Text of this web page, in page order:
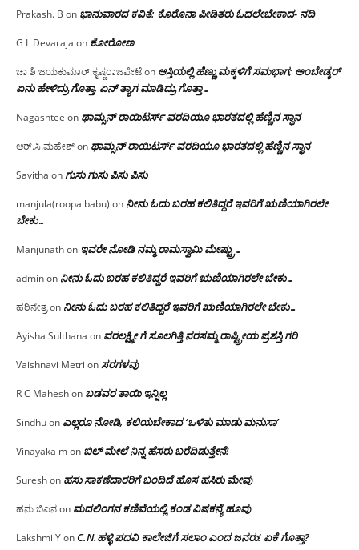
Prakash. B on ಭಾನುವಾರದ ಕವಿತೆ: ಕೊರೊನಾ ಪೀಡಿತರು ಓದಲೇಬೇಕಾದ- ನದಿ
G L Devaraja on ಕೋರೋಣ
ಚಾ ಶಿ ಜಯಕುಮಾರ್ ಕೃಷ್ಣರಾಜಪೇಟೆon ಆಸ್ತಿಯಲ್ಲಿ ಹೆಣ್ಣು ಮಕ್ಕಳಿಗೆ ಸಮಭಾಗ; ಅಂಬೇಡ್ಕರ್
ಏನು ಹೇಳಿದ್ರು ಗೊತ್ತಾ, ಏನ್ ತ್ಯಾಗ ಮಾಡಿದ್ರು ಗೊತ್ತಾ…
Nagashtee on ಥಾಮ್ಸನ್ ರಾಯಿಟರ್ಸ್ ವರದಿಯೂ ಭಾರತದಲ್ಲಿ ಹೆಣ್ಣಿನ ಸ್ಥಾನ‌
ಆರ್.ಸಿ.ಮಹೇಶ್on ಥಾಮ್ಸನ್ ರಾಯಿಟರ್ಸ್ ವರದಿಯೂ ಭಾರತದಲ್ಲಿ ಹೆಣ್ಣಿನ ಸ್ಥಾನ‌
Savitha onಗುಸು ಗುಸು ಪಿಸು ಪಿಸು
manjula(roopa babu) on ನೀನು ಓದು ಬರಹ ಕಲಿತಿದ್ದರೆ ಇವರಿಗೆ ಋಣಿಯಾಗಿರಲೇ
ಬೇಕು…
Manjunathon ಇವರೇ‌ ನೋಡಿ‌ ನಮ್ಮ‌ ರಾಮಸ್ವಾಮಿ ಮೇಷ್ಟ್ರು…
adminon ನೀನು ಓದು ಬರಹ ಕಲಿತಿದ್ದರೆ ಇವರಿಗೆ ಋಣಿಯಾಗಿರಲೇ ಬೇಕು…
ಹರಿನೇತ್ರon ನೀನು ಓದು ಬರಹ ಕಲಿತಿದ್ದರೆ ಇವರಿಗೆ ಋಣಿಯಾಗಿರಲೇ ಬೇಕು…
Ayisha Sulthana on ವರಲಕ್ಷ್ಮೀ ಗೆ ಸೂಲಗಿತ್ತಿ ನರಸಮ್ಮ‌ ರಾಷ್ಟ್ರೀಯ ಪ್ರಶಸ್ತಿ ಗರಿ
Vaishnavi Metri onಸರಗಳವು
R C Maheshon ಬಡವರ ತಾಯಿ ಇನ್ನಿಲ್ಲ
Sindhuon ಎಲ್ಲರೂ ನೋಡಿ, ಕಲಿಯಬೇಕಾದ ‘ಒಳಿತು ಮಾಡು ಮನುಸಾ’
Vinayaka mon ಬಿಲ್ ಮೇಲೆ ನಿನ್ನ ಹೆಸರು ಬರೆದಿಡುತ್ತೇನೆ!
Sureshon ಹಸು ಸಾಕಣೆದಾರರಿಗೆ ಬಂದಿದೆ ಹೊಸ ಹಸಿರು ಮೇವು
ಹನು ಬಿಎನon ಮದಲಿಂಗನ ಕಣಿವೆಯಲ್ಲಿ ಕಂಡ ವಿಷಕನ್ಯೆ ಹೂವು
Lakshmi YonC.N.ಹಳ್ಳಿ ಪದವಿ ಕಾಲೇಜಿಗೆ ಸಲಾಂ‌ ಎಂದ ಜನರು! ಏಕೆ ಗೊತ್ತಾ?